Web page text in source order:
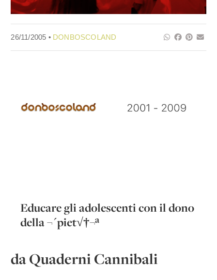
26/11/2005 • DONBOSCOLAND
Educare gli adolescenti con il dono
della ¬´piet√†¬ª
da Quaderni Cannibali